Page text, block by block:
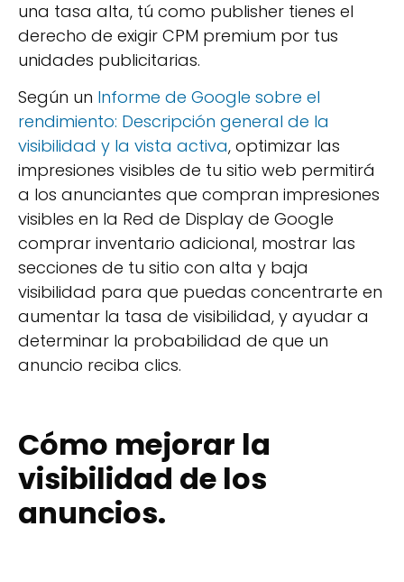
una tasa alta, tú como publisher tienes el
derecho de exigir CPM premium por tus
unidades publicitarias.
Según un Informe de Google sobre el
rendimiento: Descripción general de la
visibilidad y la vista activa, optimizar las
impresiones visibles de tu sitio web permitirá
a los anunciantes que compran impresiones
visibles en la Red de Display de Google
comprar inventario adicional, mostrar las
secciones de tu sitio con alta y baja
visibilidad para que puedas concentrarte en
aumentar la tasa de visibilidad, y ayudar a
determinar la probabilidad de que un
anuncio reciba clics.
Cómo mejorar la
visibilidad de los
anuncios.